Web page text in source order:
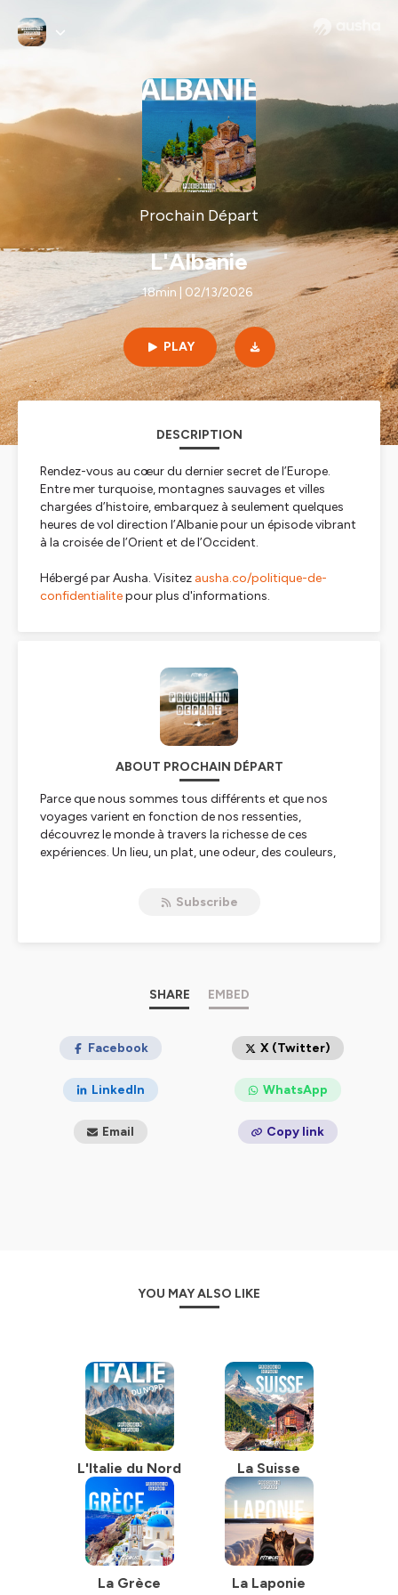
Prochain Départ
L'Albanie
18min | 02/13/2026
PLAY
DESCRIPTION
Rendez-vous au cœur du dernier secret de l’Europe.
Entre mer turquoise, montagnes sauvages et villes
chargées d’histoire, embarquez à seulement quelques
heures de vol direction l’Albanie pour un épisode vibrant
à la croisée de l’Orient et de l’Occident.
Hébergé par Ausha. Visitez ausha.co/politique-de-
confidentialitepour plus d'informations.
ABOUT PROCHAIN DÉPART
Parce que nous sommes tous différents et que nos
voyages varient en fonction de nos ressenties,
découvrez le monde à travers la richesse de ces
expériences. Un lieu, un plat, une odeur, des couleurs,
une expérience unique.
Hébergé par Ausha. Visitez
ausha.co/politique-de-
Subscribe
SHARE EMBED
Facebook X (Twitter)
LinkedIn WhatsApp
Email Copy link
YOU MAY ALSO LIKE
L'Italie du Nord La Suisse
La Grèce La Laponie